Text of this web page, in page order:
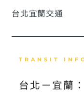
台北宜蘭交通
TRANSIT
台北－宜蘭